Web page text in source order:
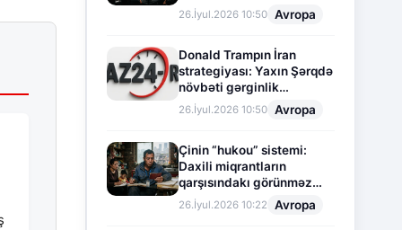
26.İyul.2026 10:50 Avropa
Donald Trampın İran
strategiyası: Yaxın Şərqdə
növbəti gərginlik
mərhələsi
26.İyul.2026 10:50 Avropa
Çinin “hukou” sistemi:
Daxili miqrantların
qarşısındakı görünməz
sədd
26.İyul.2026 10:22 Avropa